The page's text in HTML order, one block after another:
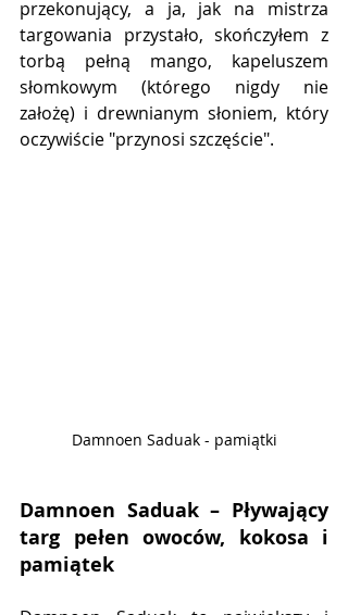
przekonujący, a ja, jak na mistrza
targowania przystało, skończyłem z
torbą pełną mango, kapeluszem
słomkowym (którego nigdy nie
założę) i drewnianym słoniem, który
oczywiście "przynosi szczęście".
Damnoen Saduak - pamiątki
Damnoen Saduak – Pływający
targ pełen owoców, kokosa i
pamiątek